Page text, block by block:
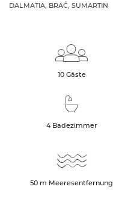
DALMATIA, BRAČ, SUMARTIN
10 Gäste
4 Badezimmer
50 m Meeresentfernung